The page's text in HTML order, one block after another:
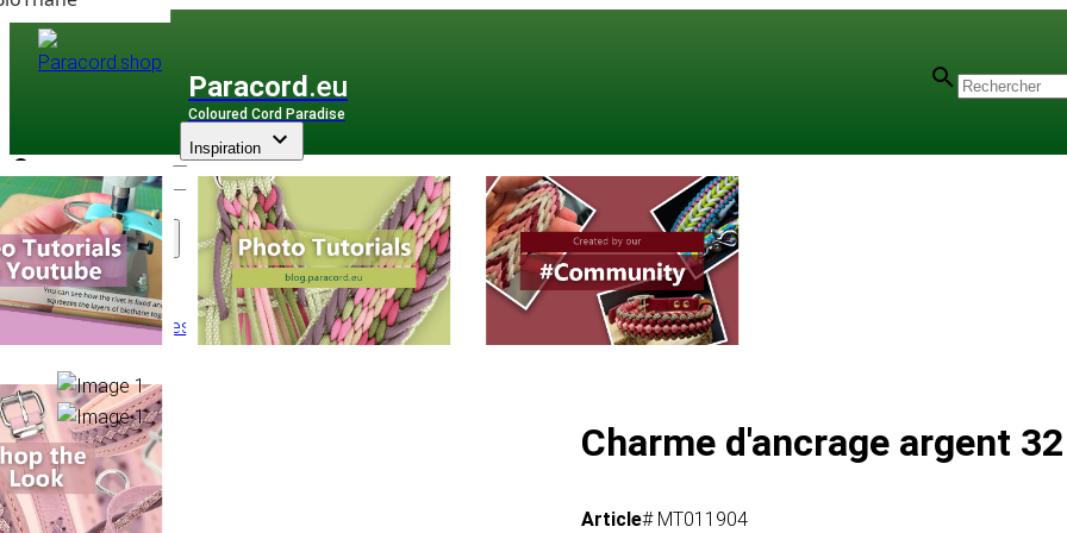
Paracord .eu
Coloured Cord Paradise
Assortiment
Inspiration
Accessoires Charmes
Charme d'ancrage argent
Article# MT011904